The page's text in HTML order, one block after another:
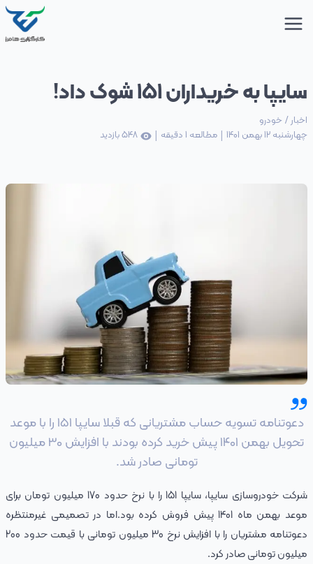
سایپا به خریداران 151 شوک داد!
اخبار / خودرو
چهارشنبه 12 بهمن 1401
| مطالعه 1 دقیقه |
548بازدید
دعوتنامه تسویه حساب مشتریانی که قبلا سایپا 151 را با موعد
تحویل بهمن 1401 پیش خرید کرده بودند با افزایش 30 میلیون
تومانی صادر شد.
شرکت خودروسازی سایپا، سایپا 151 را با نرخ حدود 170 میلیون تومان برای
موعد بهمن ماه 1401 پیش فروش کرده بود.اما در تصمیمی غیرمنتظره
دعوتنامه مشتریان را با افزایش نرخ 30 میلیون تومانی با قیمت حدود 200
میلیون تومانی صادر کرد.